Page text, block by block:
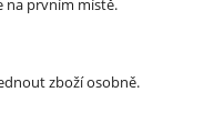
zboží osobně.